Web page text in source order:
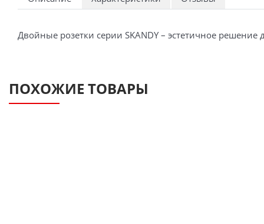
Двойные розетки серии SKANDY – эстетичное
ПОХОЖИЕ ТОВАРЫ